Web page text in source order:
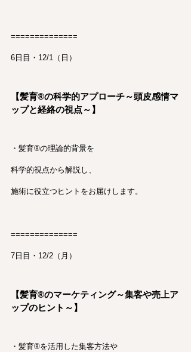
==============
6日目・12/1（日）
【髪育®︎の科学的アプローチ～頭皮感情マ
ップと経絡の視点～】
・髪育®︎の理論的背景を
科学的視点から解説し、
施術に役立つヒントをお届けします。
==============
7日目・12/2（月）
【髪育®︎のマーケティング～集客や売上ア
ップのヒント～】
・髪育®︎を活用した集客方法や